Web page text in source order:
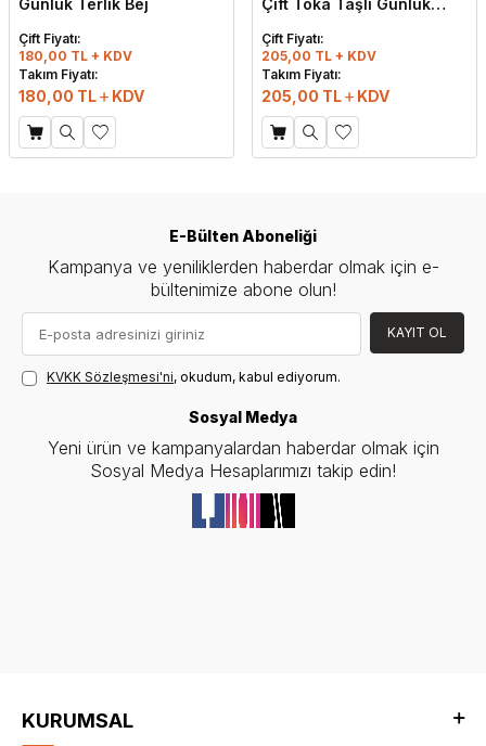
Günlük Terlik Bej
Çift Fiyatı:
180,00 TL + KDV
Takım Fiyatı:
180,00 TL KDV
Çift Toka Taşlı Günlük
Çift Fiyatı:
205,00 TL + KDV
Takım Fiyatı:
205,00 TL KDV
E-Bülten Aboneliği
Kampanya ve yeniliklerden haberdar olmak için e-
bültenimize abone olun!
KAYIT OL
KVKK Sözleşmesi'ni, okudum, kabul ediyorum.
Sosyal Medya
Yeni ürün ve kampanyalardan haberdar olmak için
Sosyal Medya Hesaplarımızı takip edin!
KURUMSAL